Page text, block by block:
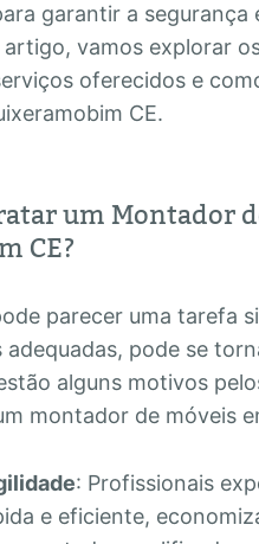
garantir a segurança
vamos explorar
oferecidos e
CE.
um Montador
CE?
parecer uma tarefa
adequadas, pode se
alguns motivos
montador de móveis
: Profissionais
e eficiente,